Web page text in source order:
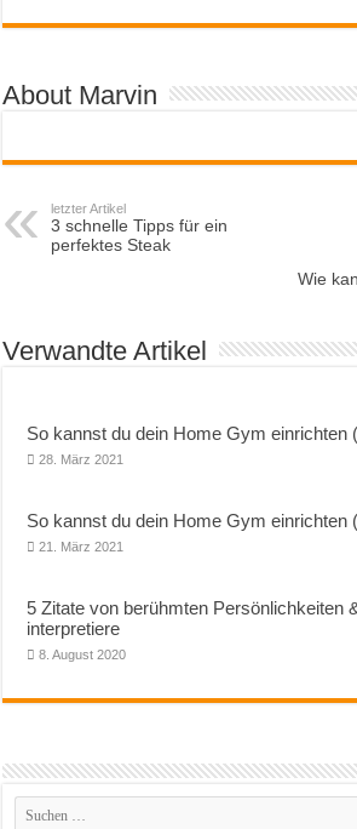
About Marvin
letzter Artikel
3 schnelle Tipps für ein
perfektes Steak
Wie
Verwandte Artikel
So kannst du dein Home Gym einrichten
28. März 2021
So kannst du dein Home Gym einrichten
21. März 2021
5 Zitate von berühmten Persönlichkeiten
interpretiere
8. August 2020